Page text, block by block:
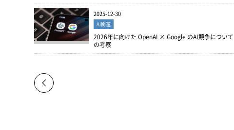
2025-12-30
AI関連
2026年に向けた OpenAI × Google のAI競争について
の考察